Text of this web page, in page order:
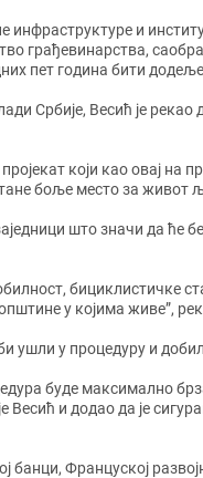
инфраструктуре и
грађевинарства,
пет година бити
Србије, Весић је рекао
који као овај
боље место за живот
што значи да ће
бициклистичке
у којима живе”,
ушли у процедуру и
буде максимално
и додао да је
Француској